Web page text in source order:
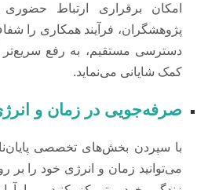
امکان برقراری ارتباط حضوری
پژوهشگران، فرآیند همکاری را
دسترسی مستقیم، به رفع سریع‌تر
کمک شایانی می‌نماید.
صرفه‌جویی در زمان و
با سپردن بخش‌های تخصصی
می‌توانید زمان و انرژی خود را